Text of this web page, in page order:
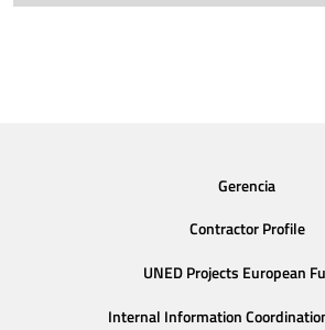
Gerencia
Contractor Profile
UNED Projects European
Internal Information